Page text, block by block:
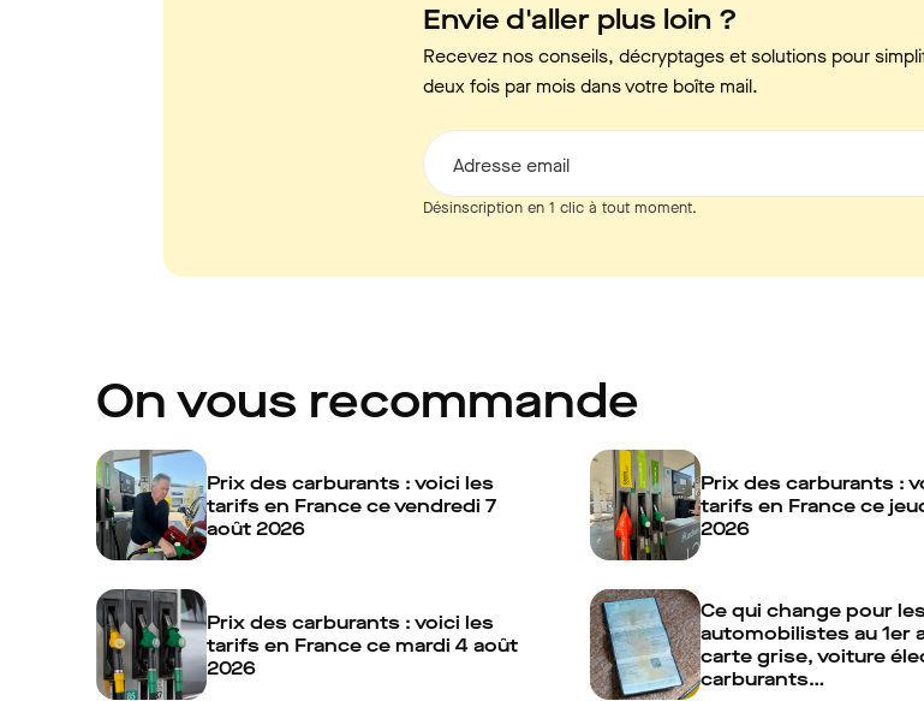
Envie d'aller plus loin ?
Recevez nos conseils, décryptages et solutions pour
deux fois par mois dans votre boîte mail.
Adresse email
Désinscription en 1 clic à tout moment.
On vous recommande
Prix des carburants : voici les
tarifs en France ce vendredi 7
août 2026
Prix des carburants :
tarifs en France ce
2026
Prix des carburants : voici les
tarifs en France ce mardi 4 août
2026
Ce qui change pour
automobilistes au 1er
carte grise, voiture
carburants…